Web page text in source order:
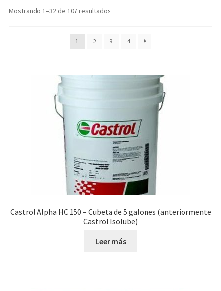
Mostrando 1–32 de 107 resultados
1 2 3 4
Castrol Alpha HC 150 – Cubeta de 5 galones (anteriormente
Castrol Isolube)
Leer más